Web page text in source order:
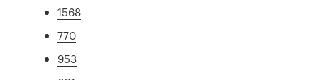
1568
770
953